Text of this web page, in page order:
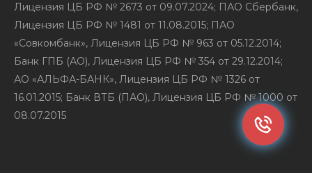
Лицензия ЦБ РФ № 2673 от 09.07.2024; ПАО Сбербанк,
Лицензия ЦБ РФ № 1481 от 11.08.2015; ПАО
«Совкомбанк», Лицензия ЦБ РФ № 963 от 05.12.2014;
Банк ГПБ (АО), Лицензия ЦБ РФ № 354 от 29.12.2014;
АО «АЛЬФА-БАНК», Лицензия ЦБ РФ № 1326 от
16.01.2015; Банк ВТБ (ПАО), Лицензия ЦБ РФ № 1000 от
08.07.2015